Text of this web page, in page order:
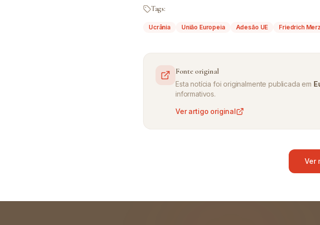
Tags:
Ucrânia União Europeia Adesão UE Friedrich Merz
Fonte original
Esta notícia foi originalmente publicada em
informativos.
Ver artigo original
Ver